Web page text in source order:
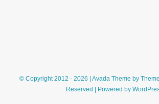
© Copyright 2012 - 2026 | Avada Theme by
Reserved | Powered by